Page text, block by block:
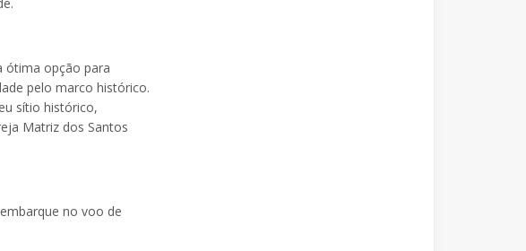
ótima opção para
pelo marco histórico.
sítio histórico,
Matriz dos Santos
no voo de